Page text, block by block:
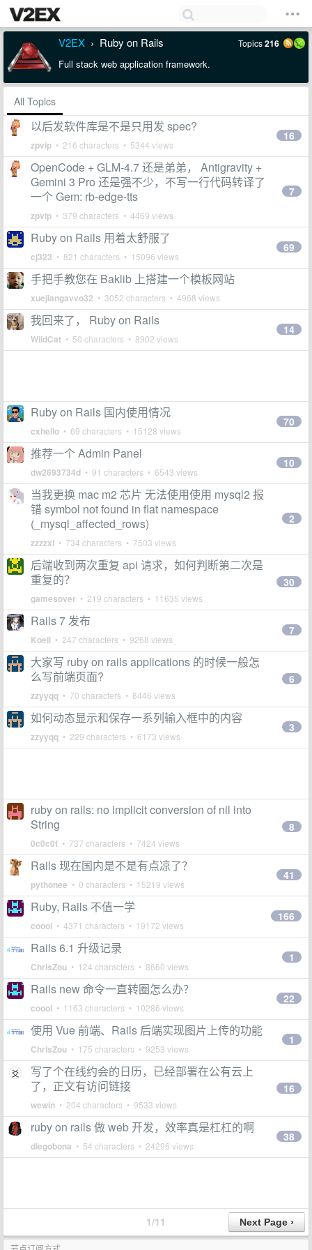
V2EX › Ruby on Rails Topics216
Full stack web application framework.
All Topics
以后发软件库是不是只用发 spec?
zpvip • 216 characters • 5344 views
16
OpenCode + GLM-4.7 还是弟弟， Antigravity +
Gemini 3 Pro 还是强不少，不写一行代码转译了
一个 Gem: rb-edge-tts
zpvip • 379 characters • 4469 views
7
Ruby on Rails 用着太舒服了
cj323 • 821 characters • 15096 views
69
手把手教您在 Baklib 上搭建一个模板网站
xuejiangavvo32 • 3052 characters • 4968 views
我回来了， Ruby on Rails
WildCat • 50 characters • 8902 views
14
Ruby on Rails 国内使用情况
cxhello • 69 characters • 15128 views
70
推荐一个 Admin Panel
dw2693734d • 91 characters • 6543 views
10
当我更换 mac m2 芯片 无法使用使用 mysql2 报
错 symbol not found in flat namespace
(_mysql_affected_rows)
zzzzxl • 734 characters • 7503 views
2
后端收到两次重复 api 请求，如何判断第二次是
重复的？
gamesover • 219 characters • 11635 views
30
Rails 7 发布
Koell • 247 characters • 9268 views
7
大家写 ruby on rails applications 的时候一般怎
么写前端页面?
zzyyqq • 70 characters • 8446 views
6
如何动态显示和保存一系列输入框中的内容
zzyyqq • 229 characters • 6173 views
3
ruby on rails: no implicit conversion of nil into
String
0c0c0f • 737 characters • 7424 views
8
Rails 现在国内是不是有点凉了？
pythonee • 0 characters • 15219 views
41
Ruby, Rails 不值一学
coool • 4371 characters • 19172 views
166
Rails 6.1 升级记录
ChrisZou • 124 characters • 8660 views
1
Rails new 命令一直转圈怎么办？
coool • 1163 characters • 10286 views
22
使用 Vue 前端、Rails 后端实现图片上传的功能
ChrisZou • 175 characters • 9253 views
1
写了个在线约会的日历，已经部署在公有云上
了，正文有访问链接
wewin • 204 characters • 9533 views
16
ruby on rails 做 web 开发，效率真是杠杠的啊
diegobona • 54 characters • 24296 views
38
1/11